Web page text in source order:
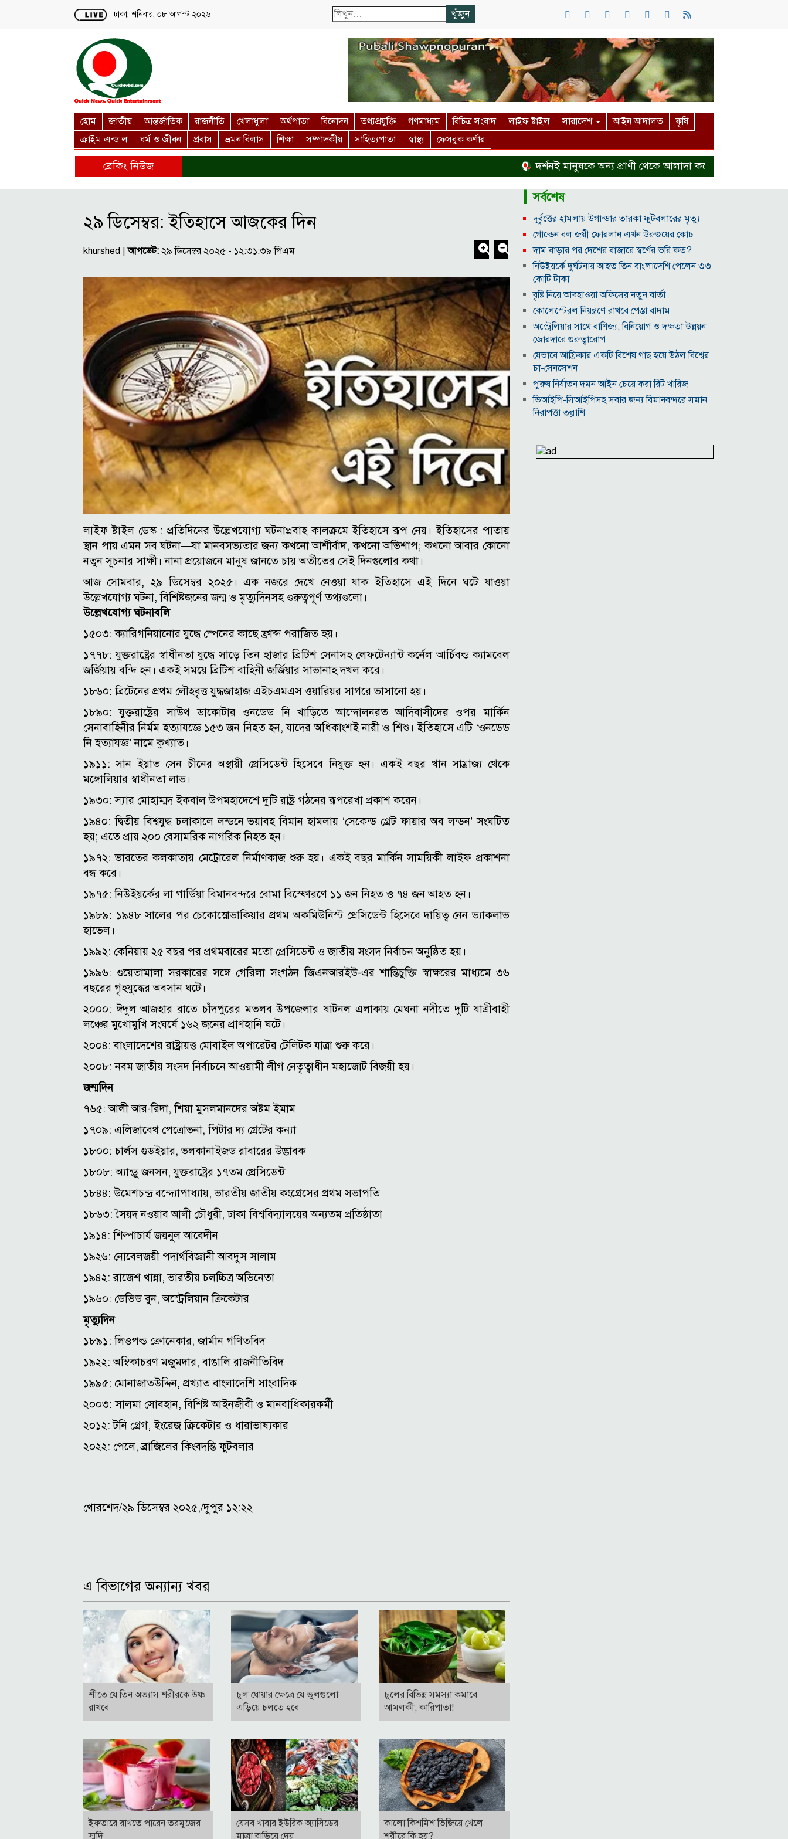
Loading...
ঢাকা, শনিবার, ০৮ আগস্ট ২০২৬
হোম জাতীয় আন্তর্জাতিক রাজনীতি খেলাধুলা অর্থপাতা বিনোদন তথ্যপ্রযুক্তি গণমাধ্যম বিচিত্র সংবাদ লাইফ ষ্টাইল সারাদেশ আইন আদালত
কৃষি
ক্রাইম এন্ড ল
ধর্ম ও জীবন প্রবাস ভ্রমন বিলাস শিক্ষা সম্পাদকীয় সাহিত্যপাতা স্বাস্থ্য ফেসবুক কর্ণার
ব্রেকিং নিউজ দর্শনই মানুষকে অন্য প্রাণী থেকে আলাদা করে হত্যা মামলা থেকে
২৯ ডিসেম্বর: ইতিহাসে আজকের দিন
khurshed |আপডেট: ২৯ ডিসেম্বর ২০২৫ - ১২:৩১:৩৯ পিএম
লাইফ ষ্টাইল ডেস্ক :প্রতিদিনের উল্লেখযোগ্য ঘটনাপ্রবাহ কালক্রমে ইতিহাসে রূপ নেয়। ইতিহাসের পাতায়
স্থান পায় এমন সব ঘটনা—যা মানবসভ্যতার জন্য কখনো আশীর্বাদ, কখনো অভিশাপ; কখনো আবার কোনো
নতুন সূচনার সাক্ষী। নানা প্রয়োজনে মানুষ জানতে চায় অতীতের সেই দিনগুলোর কথা।
আজ সোমবার, ২৯ ডিসেম্বর ২০২৫। এক নজরে দেখে নেওয়া যাক ইতিহাসে এই দিনে ঘটে যাওয়া
উল্লেখযোগ্য ঘটনা, বিশিষ্টজনের জন্ম ও মৃত্যুদিনসহ গুরুত্বপূর্ণ তথ্যগুলো।
উল্লেখযোগ্য ঘটনাবলি
১৫০৩: ক্যারিগনিয়ানোর যুদ্ধে স্পেনের কাছে ফ্রান্স পরাজিত হয়।
১৭৭৮: যুক্তরাষ্ট্রের স্বাধীনতা যুদ্ধে সাড়ে তিন হাজার ব্রিটিশ সেনাসহ লেফটেন্যান্ট কর্নেল আর্চিবল্ড ক্যামবেল
জর্জিয়ায় বন্দি হন। একই সময়ে ব্রিটিশ বাহিনী জর্জিয়ার সাভানাহ দখল করে।
১৮৬০: ব্রিটেনের প্রথম লৌহবৃত্ত যুদ্ধজাহাজ এইচএমএস ওয়ারিয়র সাগরে ভাসানো হয়।
১৮৯০: যুক্তরাষ্ট্রের সাউথ ডাকোটার ওনডেড নি খাড়িতে আন্দোলনরত আদিবাসীদের ওপর মার্কিন
সেনাবাহিনীর নির্মম হত্যাযজ্ঞে ১৫৩ জন নিহত হন, যাদের অধিকাংশই নারী ও শিশু। ইতিহাসে এটি ‘ওনডেড
নি হত্যাযজ্ঞ’ নামে কুখ্যাত।
১৯১১: সান ইয়াত সেন চীনের অস্থায়ী প্রেসিডেন্ট হিসেবে নিযুক্ত হন। একই বছর খান সাম্রাজ্য থেকে
মঙ্গোলিয়ার স্বাধীনতা লাভ।
১৯৩০: স্যার মোহাম্মদ ইকবাল উপমহাদেশে দুটি রাষ্ট্র গঠনের রূপরেখা প্রকাশ করেন।
১৯৪০: দ্বিতীয় বিশ্বযুদ্ধ চলাকালে লন্ডনে ভয়াবহ বিমান হামলায় ‘সেকেন্ড গ্রেট ফায়ার অব লন্ডন’ সংঘটিত
হয়; এতে প্রায় ২০০ বেসামরিক নাগরিক নিহত হন।
১৯৭২: ভারতের কলকাতায় মেট্রোরেল নির্মাণকাজ শুরু হয়। একই বছর মার্কিন সাময়িকী লাইফ প্রকাশনা
বন্ধ করে।
১৯৭৫: নিউইয়র্কের লা গার্ডিয়া বিমানবন্দরে বোমা বিস্ফোরণে ১১ জন নিহত ও ৭৪ জন আহত হন।
১৯৮৯: ১৯৪৮ সালের পর চেকোস্লোভাকিয়ার প্রথম অকমিউনিস্ট প্রেসিডেন্ট হিসেবে দায়িত্ব নেন ভ্যাকলাভ
হাভেল।
১৯৯২: কেনিয়ায় ২৫ বছর পর প্রথমবারের মতো প্রেসিডেন্ট ও জাতীয় সংসদ নির্বাচন অনুষ্ঠিত হয়।
১৯৯৬: গুয়েতামালা সরকারের সঙ্গে গেরিলা সংগঠন জিএনআরইউ-এর শান্তিচুক্তি স্বাক্ষরের মাধ্যমে ৩৬
বছরের গৃহযুদ্ধের অবসান ঘটে।
২০০০: ঈদুল আজহার রাতে চাঁদপুরের মতলব উপজেলার ষাটনল এলাকায় মেঘনা নদীতে দুটি যাত্রীবাহী
লঞ্চের মুখোমুখি সংঘর্ষে ১৬২ জনের প্রাণহানি ঘটে।
২০০৪: বাংলাদেশের রাষ্ট্রায়ত্ত মোবাইল অপারেটর টেলিটক যাত্রা শুরু করে।
২০০৮: নবম জাতীয় সংসদ নির্বাচনে আওয়ামী লীগ নেতৃত্বাধীন মহাজোট বিজয়ী হয়।
জন্মদিন
৭৬৫: আলী আর-রিদা, শিয়া মুসলমানদের অষ্টম ইমাম
১৭০৯: এলিজাবেথ পেত্রোভনা, পিটার দ্য গ্রেটের কন্যা
১৮০০: চার্লস গুডইয়ার, ভলকানাইজড রাবারের উদ্ভাবক
১৮০৮: অ্যান্ড্রু জনসন, যুক্তরাষ্ট্রের ১৭তম প্রেসিডেন্ট
১৮৪৪: উমেশচন্দ্র বন্দ্যোপাধ্যায়, ভারতীয় জাতীয় কংগ্রেসের প্রথম সভাপতি
১৮৬৩: সৈয়দ নওয়াব আলী চৌধুরী, ঢাকা বিশ্ববিদ্যালয়ের অন্যতম প্রতিষ্ঠাতা
১৯১৪: শিল্পাচার্য জয়নুল আবেদীন
১৯২৬: নোবেলজয়ী পদার্থবিজ্ঞানী আবদুস সালাম
১৯৪২: রাজেশ খান্না, ভারতীয় চলচ্চিত্র অভিনেতা
১৯৬০: ডেভিড বুন, অস্ট্রেলিয়ান ক্রিকেটার
মৃত্যুদিন
১৮৯১: লিওপল্ড ক্রোনেকার, জার্মান গণিতবিদ
১৯২২: অম্বিকাচরণ মজুমদার, বাঙালি রাজনীতিবিদ
১৯৯৫: মোনাজাতউদ্দিন, প্রখ্যাত বাংলাদেশি সাংবাদিক
২০০৩: সালমা সোবহান, বিশিষ্ট আইনজীবী ও মানবাধিকারকর্মী
২০১২: টনি গ্রেগ, ইংরেজ ক্রিকেটার ও ধারাভাষ্যকার
২০২২: পেলে, ব্রাজিলের কিংবদন্তি ফুটবলার
খোরশেদ/২৯ ডিসেম্বর ২০২৫,/দুপুর ১২:২২
এ বিভাগের অন্যান্য খবর
শীতে যে তিন অভ্যাস শরীরকে উষ্ণ
রাখবে
চুল ধোয়ার ক্ষেত্রে যে ভুলগুলো
এড়িয়ে চলতে হবে
চুলের বিভিন্ন সমস্যা কমাবে
আমলকী, কারিপাতা!
ইফতারে রাখতে পারেন তরমুজের
স্মুদি
যেসব খাবার ইউরিক অ্যাসিডের
মাত্রা বাড়িয়ে দেয়
কালো কিশমিশ ভিজিয়ে খেলে
শরীরে কি হয়?
▎সর্বশেষ
দুর্বৃত্তের হামলায় উগান্ডার তারকা ফুটবলারের মৃত্যু
গোল্ডেন বল জয়ী ফোরলান এখন উরুগুয়ের কোচ
দাম বাড়ার পর দেশের বাজারে স্বর্ণের ভরি কত?
নিউইয়র্কে দুর্ঘটনায় আহত তিন বাংলাদেশি পেলেন ৩৩
কোটি টাকা
বৃষ্টি নিয়ে আবহাওয়া অফিসের নতুন বার্তা
কোলেস্টেরল নিয়ন্ত্রণে রাখবে পেস্তা বাদাম
অস্ট্রেলিয়ার সাথে বাণিজ্য, বিনিয়োগ ও দক্ষতা উন্নয়ন
জোরদারে গুরুত্বারোপ
যেভাবে আফ্রিকার একটি বিশেষ গাছ হয়ে উঠল বিশ্বের
চা-সেনসেশন
পুরুষ নির্যাতন দমন আইন চেয়ে করা রিট খারিজ
ভিআইপি-সিআইপিসহ সবার জন্য বিমানবন্দরে সমান
নিরাপত্তা তল্লাশি
চৌম্বক রহস্য
উপমহাদেশের প্রভাবশালী ১০ সুফি সাধক